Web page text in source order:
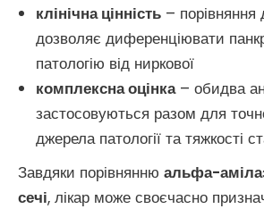
клінічна цінність – порівняння
дозволяє диференціювати
патологію від ниркової
комплексна оцінка– обидва
застосовуються разом для
джерела патології та тяжкості
Завдяки порівнянню альфа-
сечі, лікар може своєчасно